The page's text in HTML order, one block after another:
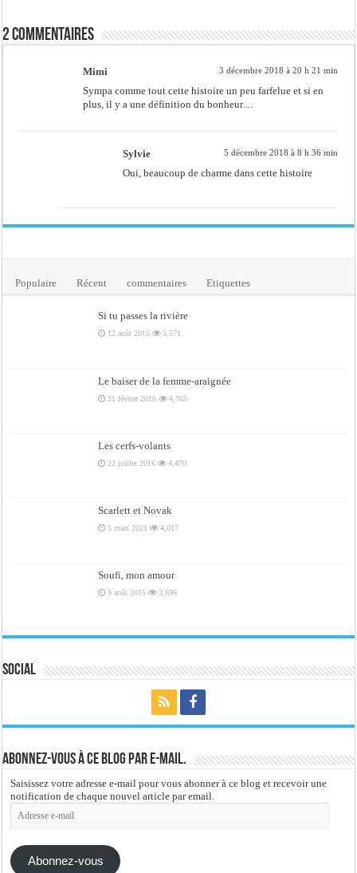
2 commentaires
Mimi 3 décembre 2018 à 20 h 21 min
Sympa comme tout cette histoire un peu farfelue et si en
plus, il y a une définition du bonheur…
Sylvie 5 décembre 2018 à 8 h 36 min
Oui, beaucoup de charme dans cette histoire
Populaire Récent commentaires Etiquettes
Si tu passes la rivière
12 août 2015 5,571
Le baiser de la femme-araignée
21 février 2016 4,765
Les cerfs-volants
22 juillet 2016 4,470
Scarlett et Novak
5 mars 2021 4,017
Soufi, mon amour
9 août 2015 3,696
Social
Abonnez-vous à ce blog par e-mail.
Saisissez votre adresse e-mail pour vous abonner à ce blog et recevoir une
notification de chaque nouvel article par email.
Adresse
e-
Abonnez-vous